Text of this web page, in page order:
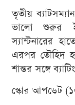
তৃতীয়
ভালো শুরুর
স্যান্টনারের
এরপর তৌহিদ
শান্তর সঙ্গে
স্কোর আপডেট